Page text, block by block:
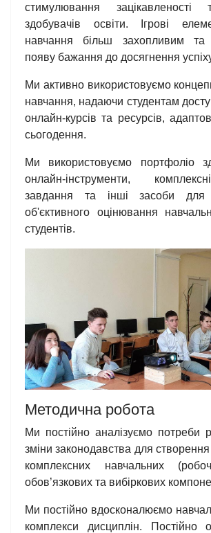
стимулювання зацікавленості
здобувачів освіти. Ігрові
навчання більш захопливим та
появу бажання до досягнення
Ми активно використовуємо
навчання, надаючи студентам
онлайн-курсів та ресурсів,
сьогодення.
Ми використовуємо портфоліо
онлайн-інструменти,
завдання та інші засоби для
об'єктивного оцінювання
студентів.
Методична робота
Ми постійно аналізуємо потреби
зміни законодавства для
комплексних навчальних
обов’язкових та вибіркових
Ми постійно вдосконалюємо
комплекси дисциплін. Постійно